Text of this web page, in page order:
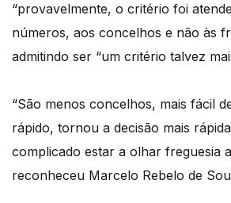
“provavelmente, o critério foi
números, aos concelhos e não às
admitindo ser “um critério talvez
“São menos concelhos, mais fácil
rápido, tornou a decisão mais
complicado estar a olhar freguesia
reconheceu Marcelo Rebelo de